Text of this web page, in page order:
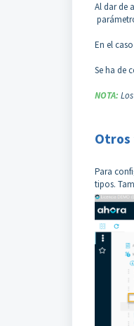
Al dar de
En el
Se ha de
NOTA:
Otros
Para
tipos.